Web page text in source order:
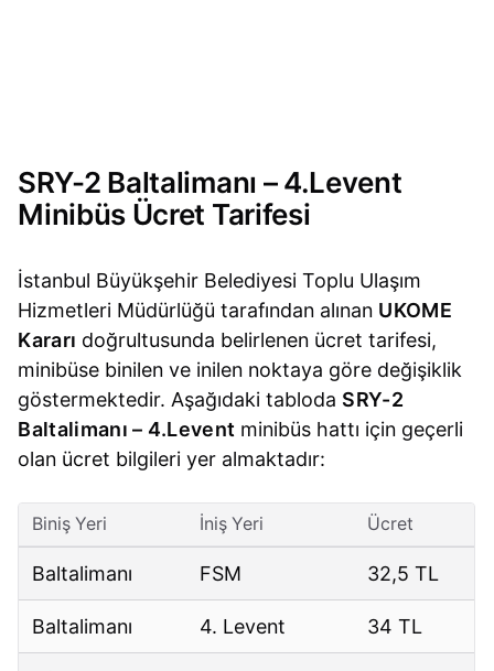
SRY-2 Baltalimanı – 4.Levent
Minibüs Ücret Tarifesi
İstanbul Büyükşehir Belediyesi Toplu Ulaşım
Hizmetleri Müdürlüğü tarafından alınan UKOME
Kararı doğrultusunda belirlenen ücret tarifesi,
minibüse binilen ve inilen noktaya göre değişiklik
göstermektedir. Aşağıdaki tabloda SRY-2
Baltalimanı – 4.Levent minibüs hattı için geçerli
olan ücret bilgileri yer almaktadır:
Biniş Yeri İniş Yeri Ücret
Baltalimanı FSM 32,5 TL
Baltalimanı 4. Levent 34 TL